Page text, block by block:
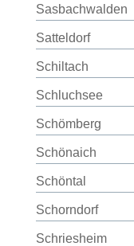
Sasbachwalden
Satteldorf
Schiltach
Schluchsee
Schömberg
Schönaich
Schöntal
Schorndorf
Schriesheim